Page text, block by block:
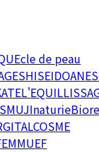
cle de peau
SHISEIDO
L'EQUIL
MUJInaturieBiore
COSME
F